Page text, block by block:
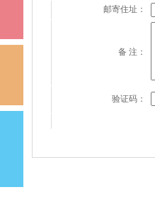
邮寄住址：
备 注：
验证码：